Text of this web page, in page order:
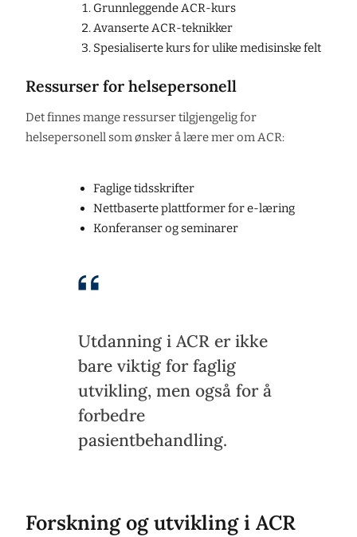
Grunnleggende ACR-kurs
Avanserte ACR-teknikker
Spesialiserte kurs for ulike medisinske felt
Ressurser for helsepersonell
Det finnes mange ressurser tilgjengelig for
helsepersonell som ønsker å lære mer om ACR:
Faglige tidsskrifter
Nettbaserte plattformer for e-læring
Konferanser og seminarer
Utdanning i ACR er ikke
bare viktig for faglig
utvikling, men også for å
forbedre
pasientbehandling.
Forskning og utvikling i ACR